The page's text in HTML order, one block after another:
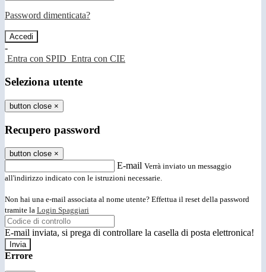
Password dimenticata?
-
Entra con SPID Entra con CIE
Seleziona utente
button close ×
Recupero password
button close ×
E-mail Verrà inviato un messaggio
all'indirizzo indicato con le istruzioni necessarie.
Non hai una e-mail associata al nome utente? Effettua il reset della password
tramite la Login Spaggiari
E-mail inviata, si prega di controllare la casella di posta elettronica!
Errore